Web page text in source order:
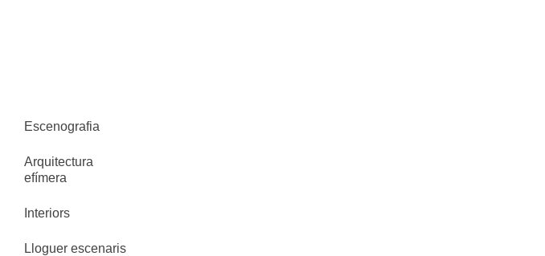
Escenografia
Arquitectura
efímera
Interiors
Lloguer escenaris